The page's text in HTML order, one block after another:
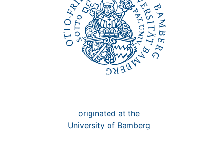
originated at the
University of Bamberg